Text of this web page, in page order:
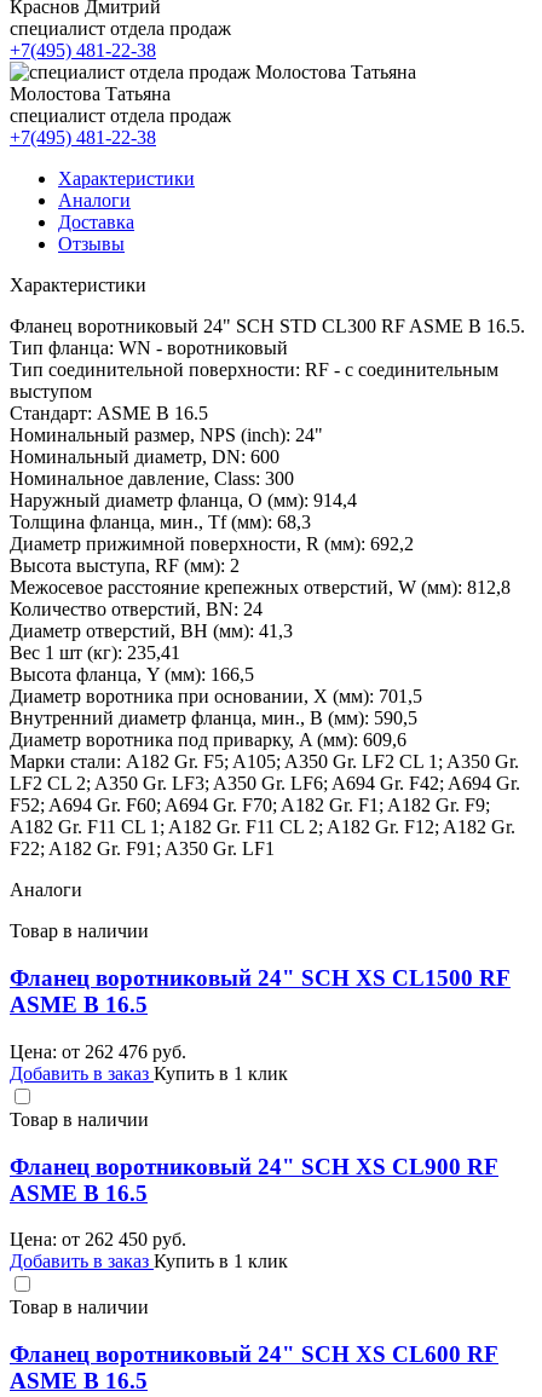
Краснов Дмитрий
специалист отдела продаж
+7(495) 481-22-38
Молостова Татьяна
специалист отдела продаж
+7(495) 481-22-38
Характеристики
Аналоги
Доставка
Отзывы
Характеристики
Фланец воротниковый 24" SCH STD CL300 RF ASME B 16.5.
Тип фланца: WN - воротниковый
Тип соединительной поверхности: RF - с соединительным
выступом
Стандарт: ASME B 16.5
Номинальный размер, NPS (inch): 24"
Номинальный диаметр, DN: 600
Номинальное давление, Class: 300
Наружный диаметр фланца, O (мм): 914,4
Толщина фланца, мин., Tf (мм): 68,3
Диаметр прижимной поверхности, R (мм): 692,2
Высота выступа, RF (мм): 2
Межосевое расстояние крепежных отверстий, W (мм): 812,8
Количество отверстий, BN: 24
Диаметр отверстий, BH (мм): 41,3
Вес 1 шт (кг): 235,41
Высота фланца, Y (мм): 166,5
Диаметр воротника при основании, X (мм): 701,5
Внутренний диаметр фланца, мин., B (мм): 590,5
Диаметр воротника под приварку, A (мм): 609,6
Марки стали: A182 Gr. F5; A105; A350 Gr. LF2 CL 1; A350 Gr.
LF2 CL 2; A350 Gr. LF3; A350 Gr. LF6; A694 Gr. F42; A694 Gr.
F52; A694 Gr. F60; A694 Gr. F70; A182 Gr. F1; A182 Gr. F9;
A182 Gr. F11 CL 1; A182 Gr. F11 CL 2; A182 Gr. F12; A182 Gr.
F22; A182 Gr. F91; A350 Gr. LF1
Аналоги
Товар в наличии
Фланец воротниковый 24" SCH XS CL1500 RF
ASME B 16.5
Цена: от 262 476 руб.
Добавить в заказ Купить в 1 клик
Товар в наличии
Фланец воротниковый 24" SCH XS CL900 RF
ASME B 16.5
Цена: от 262 450 руб.
Добавить в заказ Купить в 1 клик
Товар в наличии
Фланец воротниковый 24" SCH XS CL600 RF
ASME B 16.5